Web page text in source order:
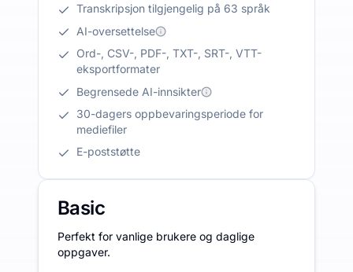
Transkripsjon tilgjengelig på 63 språk
AI-oversettelse
Ord-, CSV-, PDF-, TXT-, SRT-, VTT-
eksportformater
Begrensede AI-innsikter
30-dagers oppbevaringsperiode for
mediefiler
E-poststøtte
Basic
Perfekt for vanlige brukere og daglige
oppgaver.